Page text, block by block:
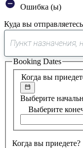
Ошибка (ы)
Куда вы
Когда вы
Выберите
Выберите
Когда вы приедете?
Booking Dates